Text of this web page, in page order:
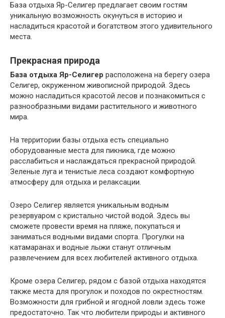
База отдыха Яр-Селигер предлагает своим гостям
уникальную возможность окунуться в историю и
насладиться красотой и богатством этого удивительного
места.
Прекрасная природа
База отдыха Яр-Селигер расположена на берегу озера
Селигер, окруженном живописной природой. Здесь
можно насладиться красотой лесов и познакомиться с
разнообразными видами растительного и животного
мира.
На территории базы отдыха есть специально
оборудованные места для пикника, где можно
расслабиться и наслаждаться прекрасной природой.
Зеленые луга и тенистые леса создают комфортную
атмосферу для отдыха и релаксации.
Озеро Селигер является уникальным водным
резервуаром с кристально чистой водой. Здесь вы
сможете провести время на пляже, покупаться и
заниматься водными видами спорта. Прогулки на
катамаранах и водные лыжи станут отличным
развлечением для всех любителей активного отдыха.
Кроме озера Селигер, рядом с базой отдыха находятся
также места для прогулок и походов по окрестностям.
Возможности для грибной и ягодной ловли здесь тоже
предостаточно. Так что любители природы и активного